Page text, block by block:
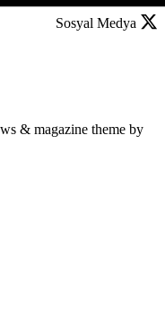
Sosyal Medya
& magazine theme by